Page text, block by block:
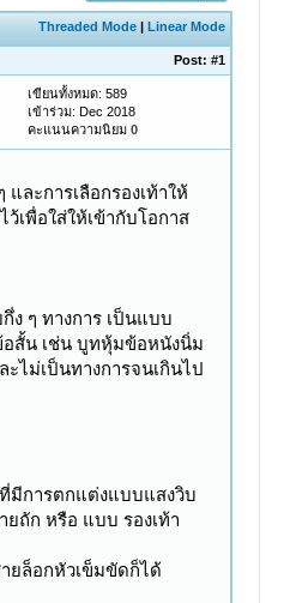
Threaded Mode |Linear Mode
Post:#1
เขียนทั้งหมด: 589
เข้าร่วม: Dec 2018
คะแนนความนิยม0
ละการเลือกรองเท้าให้
เพื่อใส่ให้เข้ากับโอกาส
ง ๆ ทางการ เป็นแบบ
อสั้น เช่น บูทหุ้มข้อหนังนิ่ม
ไม่เป็นทางการจนเกินไป
ที่มีการตกแต่งแบบแสงวิบ
ถัก หรือ แบบ รองเท้า
ยล็อกหัวเข็มขัดก็ได้